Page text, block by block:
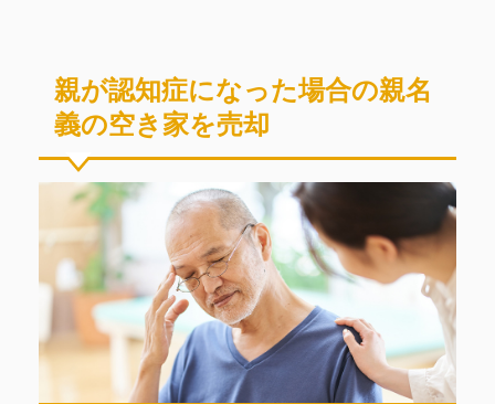
親が認知症になった場合の親名
義の空き家を売却